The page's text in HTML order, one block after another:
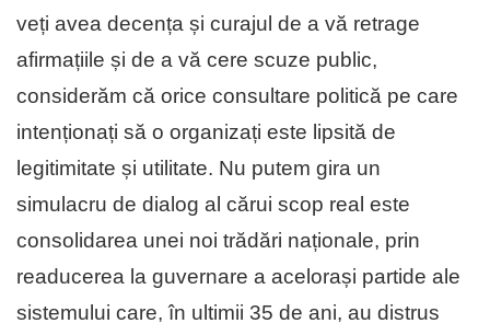
veți avea decența și curajul de a vă retrage
afirmațiile și de a vă cere scuze public,
considerăm că orice consultare politică pe care
intenționați să o organizați este lipsită de
legitimitate și utilitate. Nu putem gira un
simulacru de dialog al cărui scop real este
consolidarea unei noi trădări naționale, prin
readucerea la guvernare a acelorași partide ale
sistemului care, în ultimii 35 de ani, au distrus